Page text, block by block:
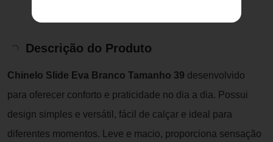
Descrição do Produto
Chinelo Slide Eva Branco Tamanho 39 desenvolvido
para oferecer conforto e praticidade no dia a dia. Possui
design simples e versátil, fácil de calçar e ideal para
diferentes momentos. Leve e macio, proporciona sensação